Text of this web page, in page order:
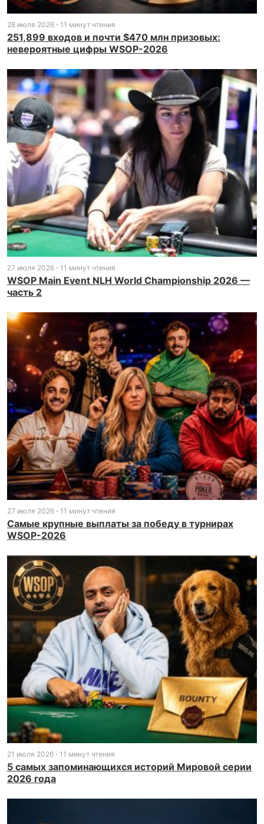
28 июля 2026 11 минут чтения
251,899 входов и почти $470 млн призовых:
невероятные цифры WSOP-2026
27 июля 2026 11 минут чтения
WSOP Main Event NLH World Championship 2026 —
часть 2
27 июля 2026 11 минут чтения
Самые крупные выплаты за победу в турнирах
WSOP-2026
21 июля 2026 11 минут чтения
5 самых запоминающихся историй Мировой серии
2026 года